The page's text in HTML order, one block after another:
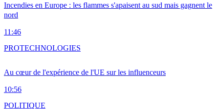
Incendies en Europe : les flammes s'apaisent au sud mais gagnent le
nord
11:46
Au cœur de l'expérience de l'UE sur les influenceurs
10:56
PROTECHNOLOGIES
POLITIQUE